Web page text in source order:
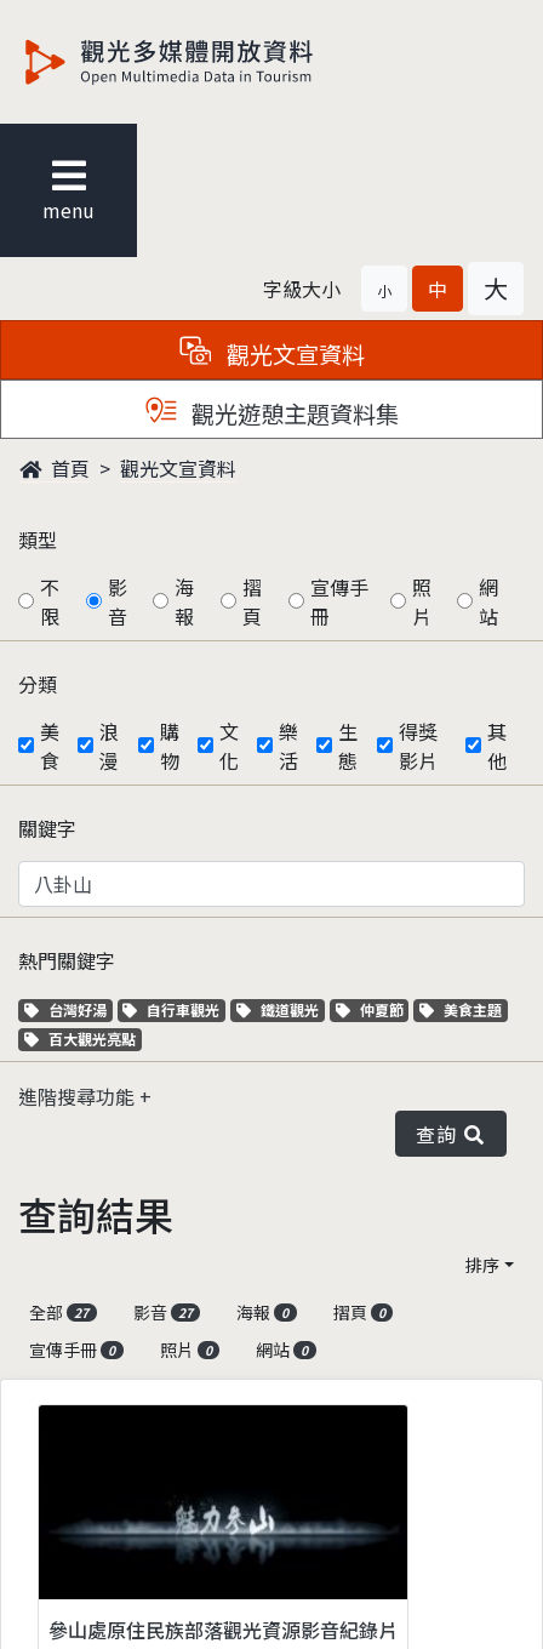
menu
字級大小 小 中 大
觀光文宣資料
觀光遊憩主題資料集
首頁 觀光文宣資料
類型
不
限
影
音
海
報
摺
頁
宣傳手
冊
照
片
網
站
分類
美
食
浪
漫
購
物
文
化
樂
活
生
態
得獎
影片
其
他
關鍵字
熱門關鍵字
關鍵字標籤
台灣好湯 關鍵字標籤
自行車觀光 關鍵字標籤
鐵道觀光 關鍵字標籤
仲夏節 關鍵字標籤
美食主題
關鍵字標籤
百大觀光亮點
進階搜尋功能
查詢
查詢結果
排序
全部
27 影音 27 海報 0 摺頁 0
宣傳手冊 0 照片 0 網站 0
參山處原住民族部落觀光資源影音紀錄片